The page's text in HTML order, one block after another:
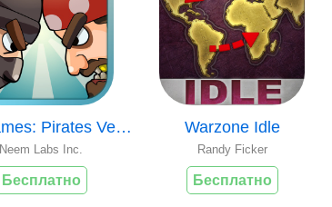
War Games: Pirates Versus Ninjas - A 2 player and Multiplayer Combat Game
Neem Labs Inc.
Бесплатно
Warzone Idle
Randy Ficker
Бесплатно